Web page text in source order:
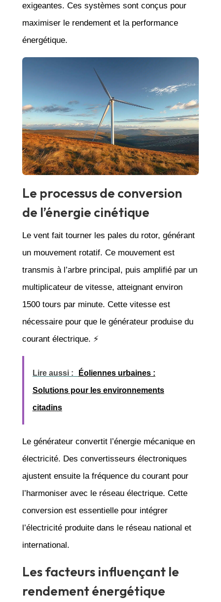
exigeantes. Ces systèmes sont conçus pour
maximiser le rendement et la performance
énergétique.
Le processus de conversion
de l’énergie cinétique
Le vent fait tourner les pales du rotor, générant
un mouvement rotatif. Ce mouvement est
transmis à l’arbre principal, puis amplifié par un
multiplicateur de vitesse, atteignant environ
1500 tours par minute. Cette vitesse est
nécessaire pour que le générateur produise du
courant électrique. ⚡
Lire aussi : Éoliennes urbaines :
Solutions pour les environnements
citadins
Le générateur convertit l’énergie mécanique en
électricité. Des convertisseurs électroniques
ajustent ensuite la fréquence du courant pour
l’harmoniser avec le réseau électrique. Cette
conversion est essentielle pour intégrer
l’électricité produite dans le réseau national et
international.
Les facteurs influençant le
rendement énergétique